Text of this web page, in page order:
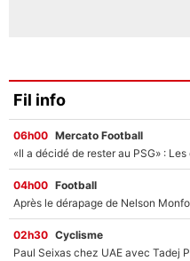
Fil info
06h00 Mercato Football
04h00 Football
02h30 Cyclisme